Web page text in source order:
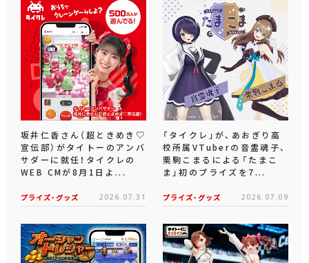
坂井仁香さん（超ときめき♡
宣伝部）がタイトーのアンバ
サダーに就任！タイクレの
WEB CMが8月1日よ...
プライズ・グッズ 2026.07.31
「タイクレ」が、あおぎり高
校所属VTuberの音霊魂子、
栗駒こまるによる「たまこ
ま」初のプライズを7...
プライズ・グッズ 2026.07.09